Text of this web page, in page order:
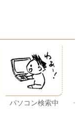
パソコン検索中